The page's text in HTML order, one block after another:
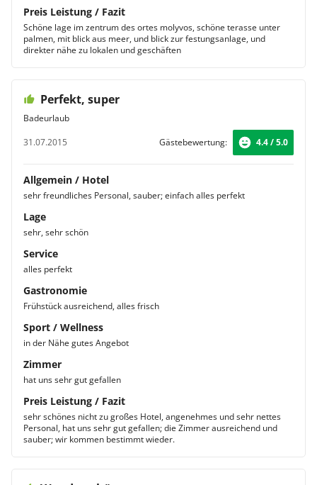
Preis Leistung / Fazit
Schöne lage im zentrum des ortes molyvos, schöne terasse unter
palmen, mit blick aus meer, und blick zur festungsanlage, und
direkter nähe zu lokalen und geschäften
Perfekt, super
Badeurlaub
31.07.2015
Gästebewertung: 4.4 / 5.0
Allgemein / Hotel
sehr freundliches Personal, sauber; einfach alles perfekt
Lage
sehr, sehr schön
Service
alles perfekt
Gastronomie
Frühstück ausreichend, alles frisch
Sport / Wellness
in der Nähe gutes Angebot
Zimmer
hat uns sehr gut gefallen
Preis Leistung / Fazit
sehr schönes nicht zu großes Hotel, angenehmes und sehr nettes
Personal, hat uns sehr gut gefallen; die Zimmer ausreichend und
sauber; wir kommen bestimmt wieder.